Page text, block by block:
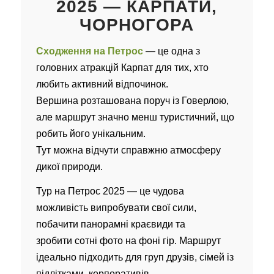
2025 — КАРПАТИ,
ЧОРНОГОРА
Сходження на Петрос— це одна з
головних атракцій Карпат для тих, хто
любить активний відпочинок.
Вершина розташована поруч із Говерлою,
але маршрут значно менш туристичний, що
робить його унікальним.
Тут можна відчути справжню атмосферу
дикої природи.
Тур на Петрос 2025 — це чудова
можливість випробувати свої сили,
побачити панорамні краєвиди та
зробити сотні фото на фоні гір. Маршрут
ідеально підходить для груп друзів, сімей із